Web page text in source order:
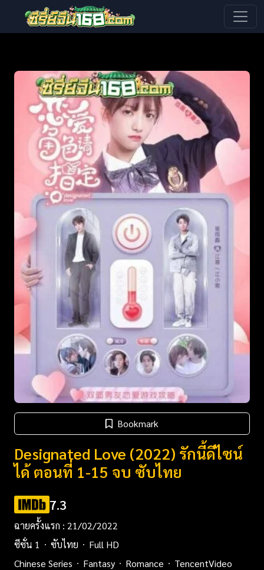
Bookmark
Designated Love (2022) รักนี้ดีไซน์
ได้ ตอนที่ 1-15 จบ ซับไทย
7.3
ฉายครั้งแรก : 21/02/2022
ซีซั่น 1
ซับไทย
Full HD
Chinese Series
Fantasy Romance
TencentVideo